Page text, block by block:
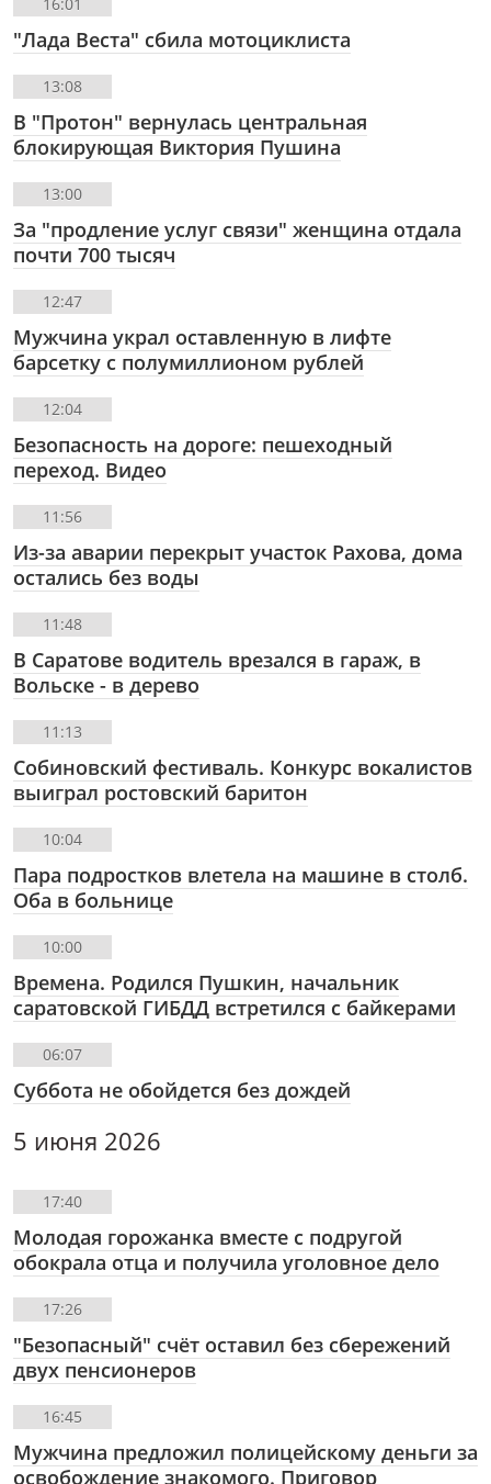
"Лада Веста" сбила мотоциклиста
13:08
В "Протон" вернулась центральная
блокирующая Виктория Пушина
13:00
За "продление услуг связи" женщина отдала
почти 700 тысяч
12:47
Мужчина украл оставленную в лифте
барсетку с полумиллионом рублей
12:04
Безопасность на дороге: пешеходный
переход. Видео
11:56
Из-за аварии перекрыт участок Рахова, дома
остались без воды
11:48
В Саратове водитель врезался в гараж, в
Вольске - в дерево
11:13
Собиновский фестиваль. Конкурс вокалистов
выиграл ростовский баритон
10:04
Пара подростков влетела на машине в столб.
Оба в больнице
10:00
Времена. Родился Пушкин, начальник
саратовской ГИБДД встретился с байкерами
06:07
Суббота не обойдется без дождей
5 июня 2026
17:40
Молодая горожанка вместе с подругой
обокрала отца и получила уголовное дело
17:26
"Безопасный" счёт оставил без сбережений
двух пенсионеров
16:45
Мужчина предложил полицейскому деньги за
освобождение знакомого. Приговор